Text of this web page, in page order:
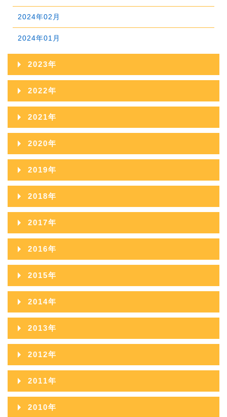
2024年02月
2024年01月
2023年
2023年12月
2023年11月
2023年10月
2023年09月
2023年08月
2023年07月
2023年06月
2023年05月
2023年03月
2023年02月
2023年01月
2022年
2022年12月
2022年11月
2022年10月
2022年09月
2022年08月
2022年07月
2022年06月
2022年05月
2022年03月
2022年02月
2022年01月
2021年
2021年12月
2021年11月
2021年10月
2021年09月
2021年08月
2021年07月
2021年06月
2021年05月
2021年03月
2021年02月
2021年01月
2020年
2020年12月
2020年11月
2020年10月
2020年09月
2020年08月
2020年07月
2020年06月
2020年05月
2020年03月
2020年02月
2020年01月
2019年
2019年12月
2019年11月
2019年10月
2019年09月
2019年08月
2019年07月
2019年06月
2019年05月
2019年03月
2019年02月
2018年
2018年12月
2018年11月
2018年10月
2018年09月
2018年08月
2018年07月
2018年06月
2018年05月
2018年03月
2017年
2017年12月
2017年11月
2017年10月
2017年09月
2017年08月
2017年07月
2017年06月
2017年05月
2016年
2016年12月
2016年11月
2016年10月
2016年09月
2016年08月
2016年07月
2016年06月
2015年
2015年12月
2015年11月
2015年10月
2015年09月
2015年08月
2015年07月
2014年
2014年12月
2014年11月
2014年10月
2014年09月
2014年08月
2013年
2013年12月
2013年11月
2013年10月
2013年09月
2012年
2012年12月
2012年11月
2011年
2011年12月
2010年